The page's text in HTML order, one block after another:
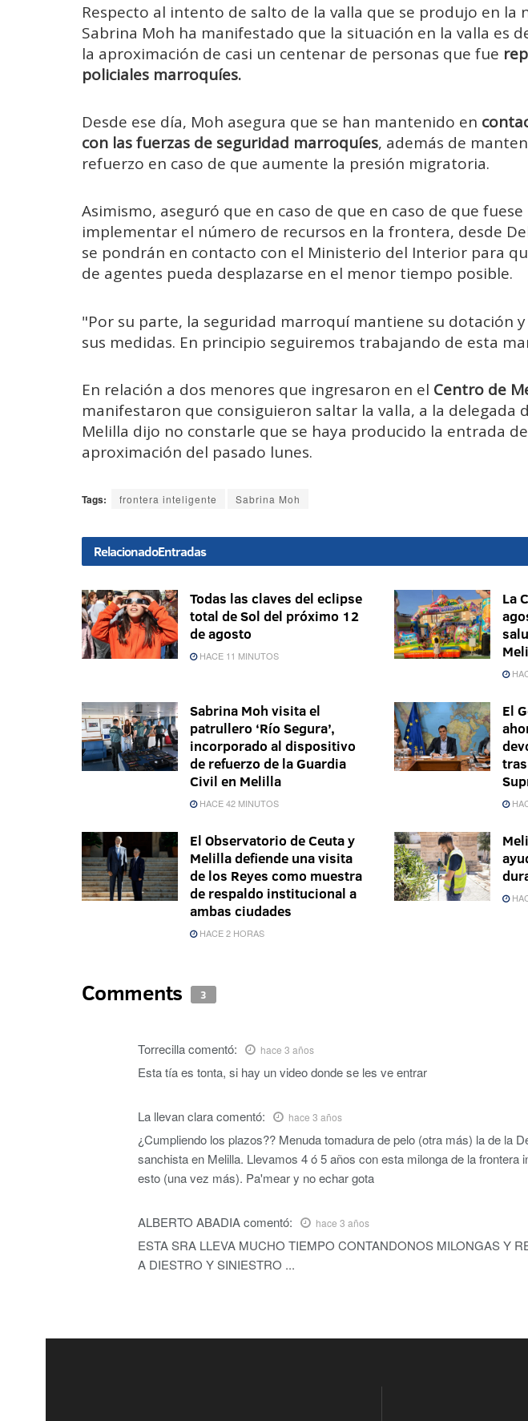
Respecto al intento de salto de la valla que se produjo en la
Sabrina Moh ha manifestado que la situación en la valla es
la aproximación de casi un centenar de personas que fue
policiales marroquíes.
Desde ese día, Moh asegura que se han mantenido en
con las fuerzas de seguridad marroquíes, además de
refuerzo en caso de que aumente la presión migratoria.
Asimismo, aseguró que en caso de que en caso de que fuese
implementar el número de recursos en la frontera, desde
se pondrán en contacto con el Ministerio del Interior para
de agentes pueda desplazarse en el menor tiempo posible.
"Por su parte, la seguridad marroquí mantiene su dotación
sus medidas. En principio seguiremos trabajando de esta
En relación a dos menores que ingresaron en el Centro de
manifestaron que consiguieron saltar la valla, a la delegada
Melilla dijo no constarle que se haya producido la entrada
aproximación del pasado lunes.
Tags: frontera inteligente Sabrina Moh
RelacionadoEntradas
Todas las claves del eclipse
total de Sol del próximo 12
de agosto
HACE 11 MINUTOS
La
Sabrina Moh visita el
patrullero ‘Río Segura’,
incorporado al dispositivo
de refuerzo de la Guardia
Civil en Melilla
HACE 42 MINUTOS
El
El Observatorio de Ceuta y
Melilla defiende una visita
de los Reyes como muestra
de respaldo institucional a
ambas ciudades
HACE 2 HORAS
Comments 3
Torrecillacomentó: hace 3 años
Esta tía es tonta, si hay un video donde se les ve entrar
La llevan claracomentó: hace 3 años
¿Cumpliendo los plazos?? Menuda tomadura de pelo (otra más) la de la
sanchista en Melilla. Llevamos 4 ó 5 años con esta milonga de la frontera
esto (una vez más). Pa'mear y no echar gota
ALBERTO ABADIAcomentó: hace 3 años
ESTA SRA LLEVA MUCHO TIEMPO CONTANDONOS MILONGAS Y
A DIESTRO Y SINIESTRO ...